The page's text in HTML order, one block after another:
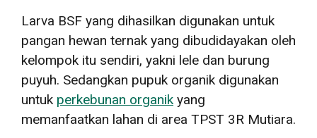
Larva BSF yang dihasilkan digunakan untuk
pangan hewan ternak yang dibudidayakan oleh
kelompok itu sendiri, yakni lele dan burung
puyuh. Sedangkan pupuk organik digunakan
untuk perkebunan organik yang
memanfaatkan lahan di area TPST 3R Mutiara.